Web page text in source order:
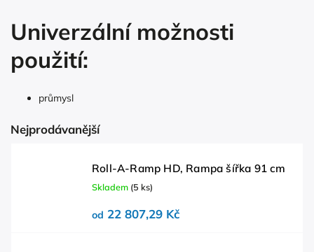
Univerzální možnosti
použití:
průmysl
Nejprodávanější
Roll-A-Ramp HD, Rampa šířka 91 cm
Skladem (5 ks)
od 22 807,29 Kč